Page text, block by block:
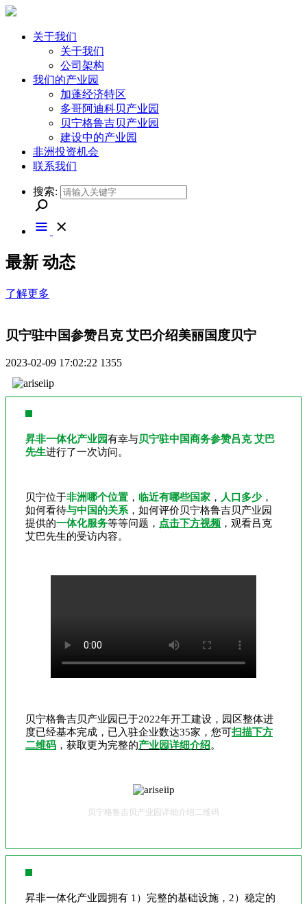
关于我们
关于我们
公司架构
我们的产业园
加蓬经济特区
多哥阿迪科贝产业园
贝宁格鲁吉贝产业园
建设中的产业园
非洲投资机会
联系我们
搜索:
最新 动态
了解更多
贝宁驻中国参赞吕克 艾巴介绍美丽国度贝宁
2023-02-09 17:02:22 1355
昇非一体化产业园有幸与贝宁驻中国商务参赞吕克 艾巴
先生进行了一次访问。
贝宁位于非洲哪个位置 ， 临近有哪些国家 ， 人口多少，
如何看待与中国的关系 ，如何评价贝宁格鲁吉贝产业园
提供的一体化服务等等问题， 点击下方视频 ，观看吕克
艾巴先生的受访内容。
贝宁格鲁吉贝产业园已于2022年开工建设，园区整体进
度已经基本完成，已入驻企业数达35家，您可扫描下方
二维码 ，获取更为完整的产业园详细介绍。
贝宁格鲁吉贝产业园详细介绍二维码
昇非一体化产业园拥有 1）完整的基础设施，2）稳定的